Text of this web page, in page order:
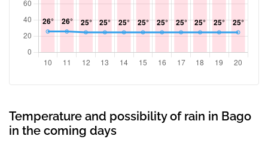
Temperature and possibility of rain in Bago
in the coming days